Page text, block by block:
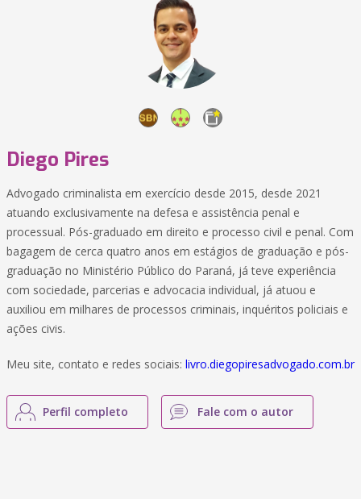
Diego Pires
Advogado criminalista em exercício desde 2015, desde 2021
atuando exclusivamente na defesa e assistência penal e
processual. Pós-graduado em direito e processo civil e penal. Com
bagagem de cerca quatro anos em estágios de graduação e pós-
graduação no Ministério Público do Paraná, já teve experiência
com sociedade, parcerias e advocacia individual, já atuou e
auxiliou em milhares de processos criminais, inquéritos policiais e
ações civis.
Meu site, contato e redes sociais: livro.diegopiresadvogado.com.br
Perfil completo Fale com o autor